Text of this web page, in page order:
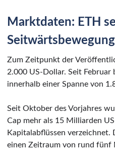
Marktdaten: ETH
Seitwärtsbewegung
Zum Zeitpunkt der
2.000 US-Dollar. Seit Februar
innerhalb einer Spanne von
Seit Oktober des Vorjahres
Cap mehr als 15 Milliarden
Kapitalabflüssen
einen Zeitraum von rund fünf